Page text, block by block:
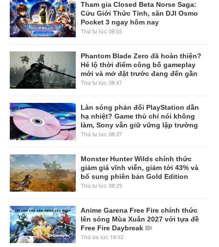
Tham gia Closed Beta Norse Saga:
Cửu Giới Thức Tỉnh, săn DJI Osmo
Pocket 3 ngay hôm nay
Thứ tư lúc 08:55
Phantom Blade Zero đã hoàn thiện?
Hé lộ thời điểm công bố gameplay
mới và mở đặt trước đang đến gần
Thứ tư lúc 08:47
Làn sóng phản đối PlayStation dần
hạ nhiệt? Game thủ chỉ nói không
làm, Sony vẫn giữ vững lập trường
Thứ tư lúc 08:37
Monster Hunter Wilds chính thức
giảm giá vĩnh viễn, giảm tới 43% và
bổ sung phiên bản Gold Edition
Thứ tư lúc 08:29
Anime Garena Free Fire chính thức
lên sóng Mùa Xuân 2027 với tựa đề
Free Fire Daybreak
Thứ ba lúc 18:52